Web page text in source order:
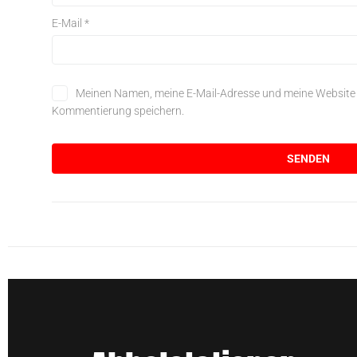
E-Mail *
Meinen Namen, meine E-Mail-Adresse und meine
Kommentierung speichern.